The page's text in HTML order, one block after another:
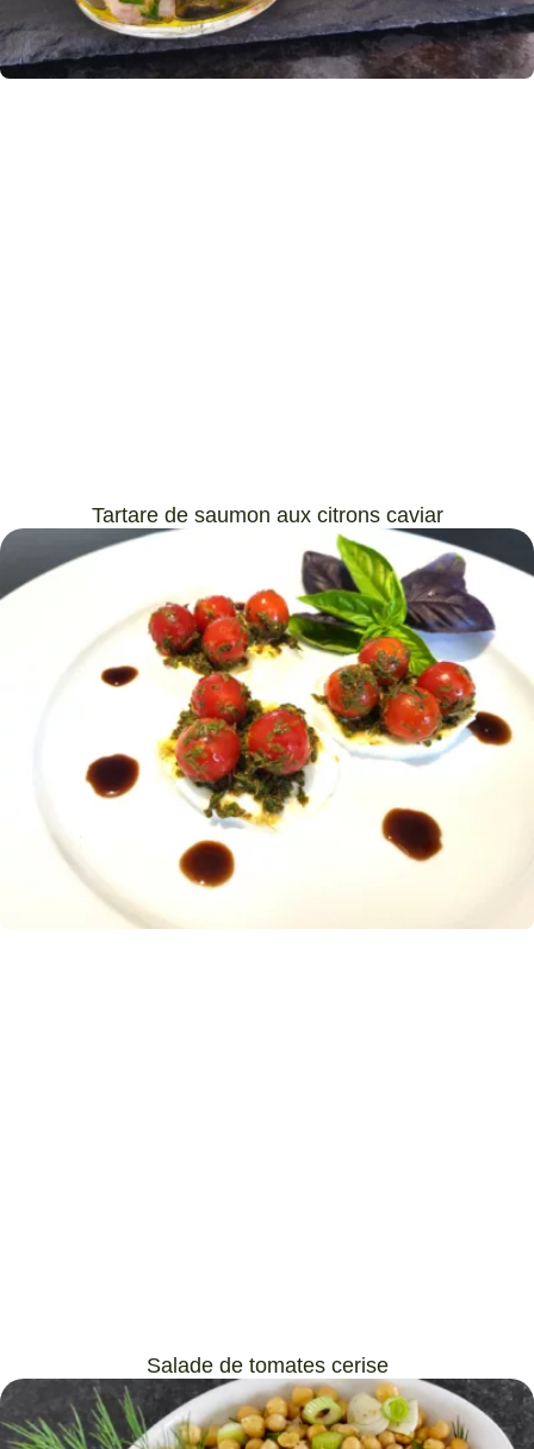
Tartare de saumon aux citrons caviar
Salade de tomates cerise